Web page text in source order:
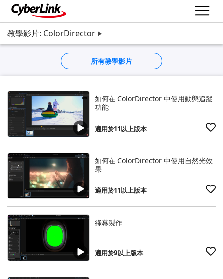
教學影片: ColorDirector
所有教學影片
如何在 ColorDirector 中使用動態追蹤
功能
適用於11以上版本
如何在 ColorDirector 中使用自然光效
果
適用於11以上版本
綠幕製作
適用於9以上版本